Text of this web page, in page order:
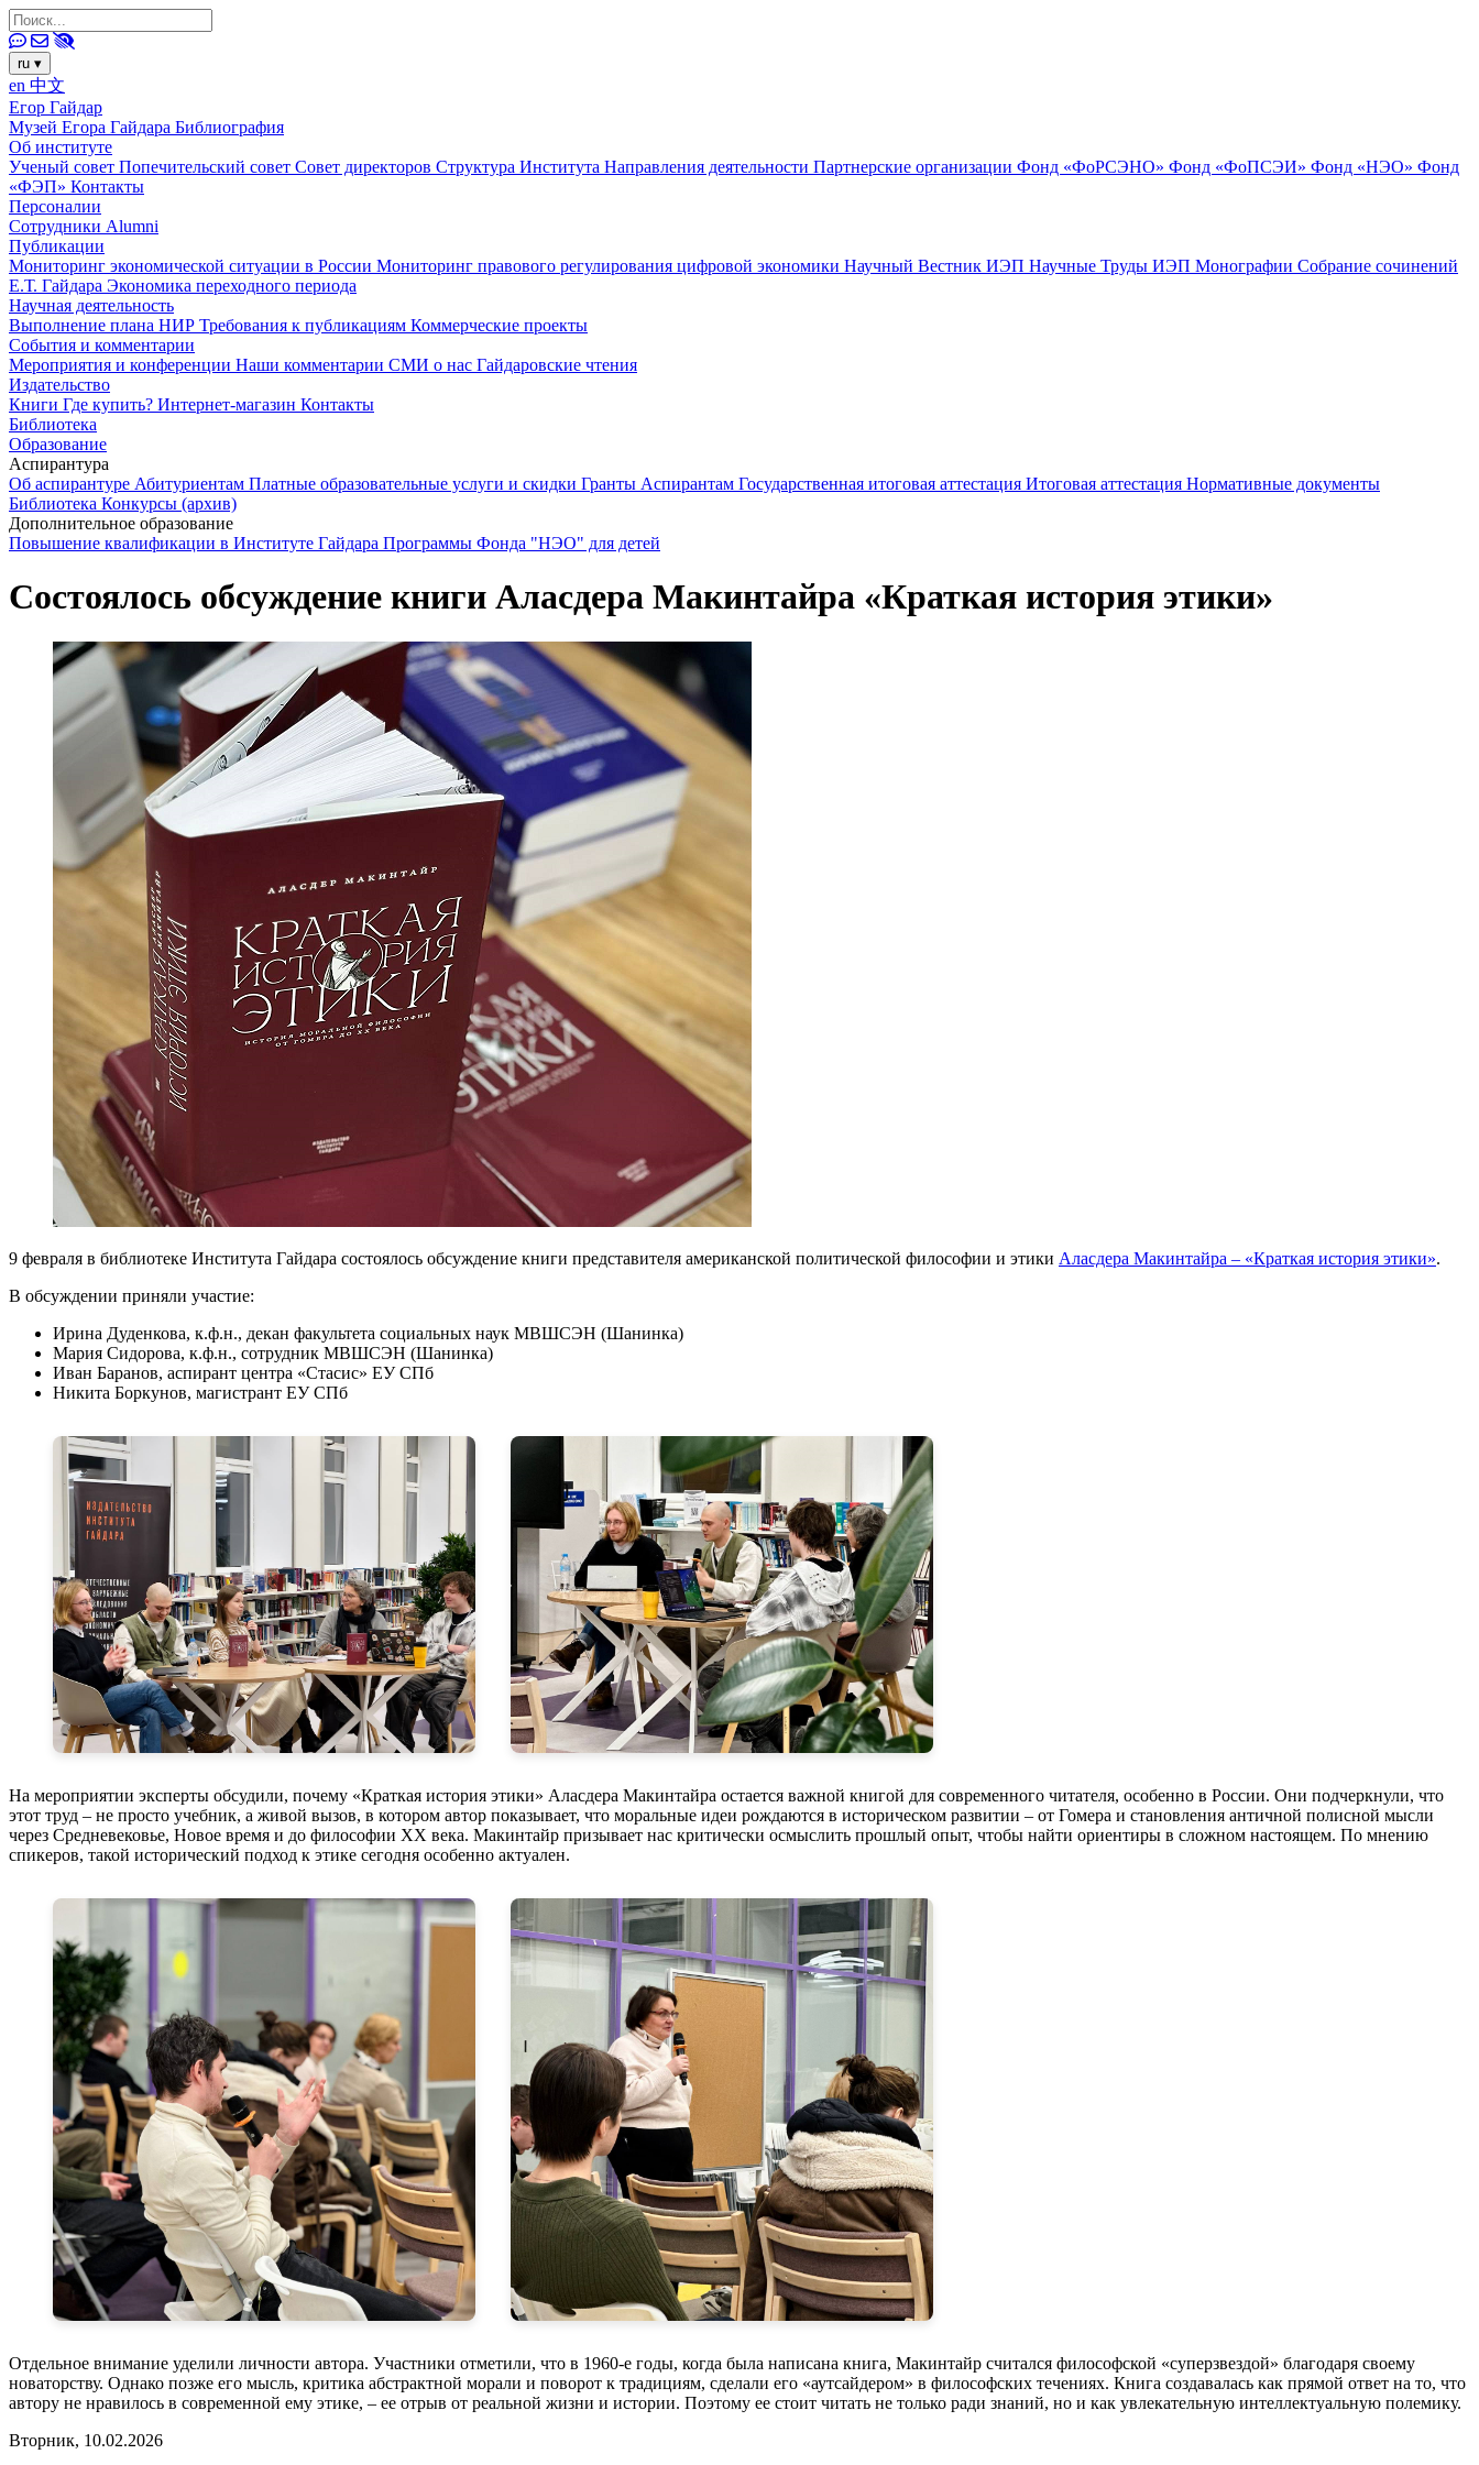
ru ▾
en 中文
Егор Гайдар
Музей Егора Гайдара Библиография
Об институте
Ученый совет Попечительский совет Совет директоров Структура Института Направления деятельности Партнерские организации Фонд «ФоРСЭНО» Фонд «ФоПСЭИ» Фонд «НЭО» Фонд
«ФЭП» Контакты
Персоналии
Сотрудники Alumni
Публикации
Мониторинг экономической ситуации в России Мониторинг правового регулирования цифровой экономики Научный Вестник ИЭП Научные Труды ИЭП Монографии Собрание сочинений
Е.Т. Гайдара Экономика переходного периода
Научная деятельность
Выполнение плана НИР Требования к публикациям Коммерческие проекты
События и комментарии
Мероприятия и конференции Наши комментарии СМИ о нас Гайдаровские чтения
Издательство
Книги Где купить? Интернет-магазин Контакты
Библиотека
Образование
Аспирантура
Об аспирантуре Абитуриентам Платные образовательные услуги и скидки Гранты Аспирантам Государственная итоговая аттестация Итоговая аттестация Нормативные документы
Библиотека Конкурсы (архив)
Дополнительное образование
Повышение квалификации в Институте Гайдара Программы Фонда "НЭО" для детей
Состоялось обсуждение книги Аласдера Макинтайра «Краткая история этики»
9 февраля в библиотеке Института Гайдара состоялось обсуждение книги представителя американской политической философии и этики Аласдера Макинтайра – «Краткая история этики».
В обсуждении приняли участие:
Ирина Дуденкова, к.ф.н., декан факультета социальных наук МВШСЭН (Шанинка)
Мария Сидорова, к.ф.н., сотрудник МВШСЭН (Шанинка)
Иван Баранов, аспирант центра «Стасис» ЕУ СПб
Никита Боркунов, магистрант ЕУ СПб
На мероприятии эксперты обсудили, почему «Краткая история этики» Аласдера Макинтайра остается важной книгой для современного читателя, особенно в России. Они подчеркнули, что
этот труд – не просто учебник, а живой вызов, в котором автор показывает, что моральные идеи рождаются в историческом развитии – от Гомера и становления античной полисной мысли
через Средневековье, Новое время и до философии XX века. Макинтайр призывает нас критически осмыслить прошлый опыт, чтобы найти ориентиры в сложном настоящем. По мнению
спикеров, такой исторический подход к этике сегодня особенно актуален.
Отдельное внимание уделили личности автора. Участники отметили, что в 1960-е годы, когда была написана книга, Макинтайр считался философской «суперзвездой» благодаря своему
новаторству. Однако позже его мысль, критика абстрактной морали и поворот к традициям, сделали его «аутсайдером» в философских течениях. Книга создавалась как прямой ответ на то, что
автору не нравилось в современной ему этике, – ее отрыв от реальной жизни и истории. Поэтому ее стоит читать не только ради знаний, но и как увлекательную интеллектуальную полемику.
Вторник, 10.02.2026